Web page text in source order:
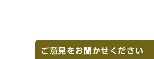
ご意見をお聞かせください